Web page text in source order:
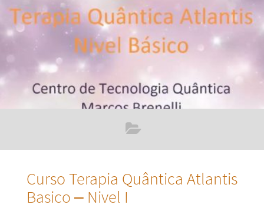
Curso Terapia Quântica Atlantis
Basico – Nivel I